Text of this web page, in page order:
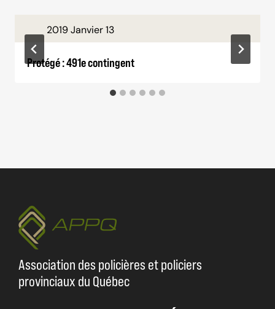
2019 Janvier 13
Protégé : 491e contingent
Association des policières et policiers
provinciaux du Québec